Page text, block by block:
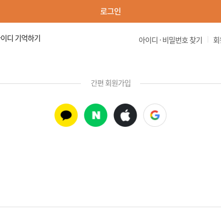
로그인
디 기억하기 |
아이디 · 비밀번호 찾기
간편 회원가입